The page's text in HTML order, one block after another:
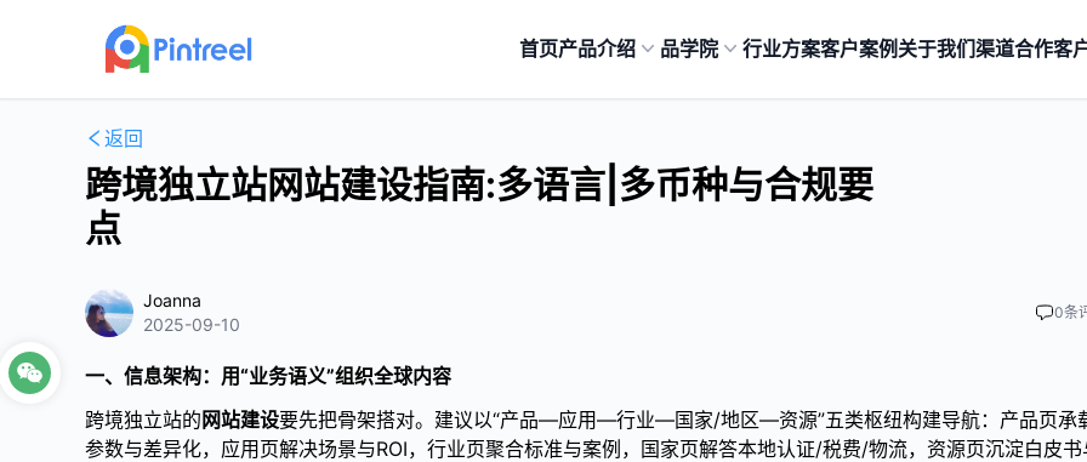
首页产品介绍 品学院 行业方案客户案例 关于我们渠道合作客
返回
跨境独立站网站建设指南:多语言|多币种与合规要
点
Joanna
2025-09-10
0条
一、信息架构：用“业务语义”组织全球内容
跨境独立站的网站建设要先把骨架搭对。建议以“产品—应用—行业—国家/地区—资源”五类枢纽构建导航：产品页承
参数与差异化，应用页解决场景与ROI，行业页聚合标准与案例，国家页解答本地认证/税费/物流，资源页沉淀白皮书